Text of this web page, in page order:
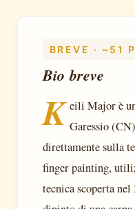
BREVE · ~51
Bio breve
K eili Major è
Garessio
direttamente sulla
finger painting,
tecnica scoperta